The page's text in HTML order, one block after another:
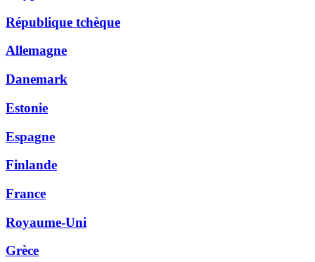
République tchèque
Allemagne
Danemark
Estonie
Espagne
Finlande
France
Royaume-Uni
Grèce